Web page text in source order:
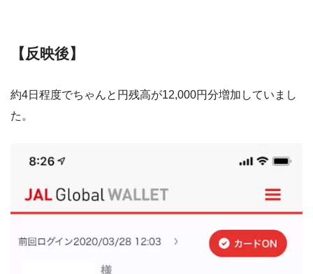
【反映後】
約4日程度でちゃんと円残高が12,000円分増加していまし
た。